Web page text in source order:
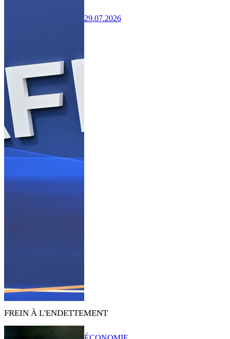
29.07.2026
FREIN À L'ENDETTEMENT